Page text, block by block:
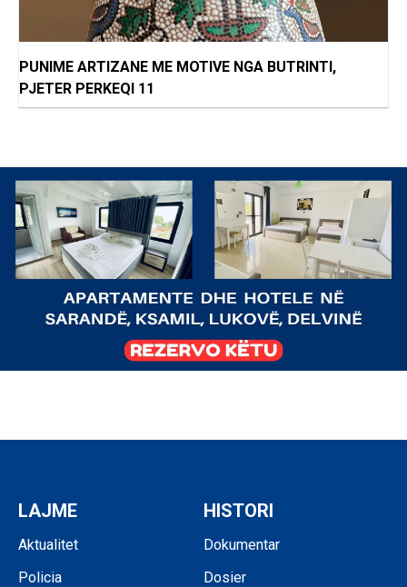
PUNIME ARTIZANE ME MOTIVE NGA BUTRINTI,
PJETER PERKEQI 11
LAJME
Aktualitet
Policia
HISTORI
Dokumentar
Dosier